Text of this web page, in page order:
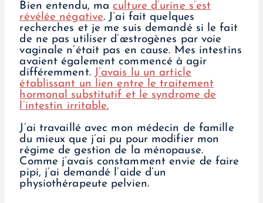
Bien entendu, ma culture d’urine s’est
révélée négative. J’ai fait quelques
recherches et je me suis demandé si le fait
de ne pas utiliser d’œstrogènes par voie
vaginale n’était pas en cause. Mes intestins
avaient également commencé à agir
différemment. J’avais lu un article
établissant un lien entre le traitement
hormonal substitutif et le syndrome de
l’intestin irritable.
J’ai travaillé avec mon médecin de famille
du mieux que j’ai pu pour modifier mon
régime de gestion de la ménopause.
Comme j’avais constamment envie de faire
pipi, j’ai demandé l’aide d’un
physiothérapeute pelvien.